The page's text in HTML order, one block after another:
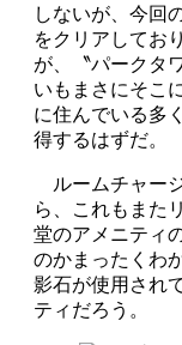
しないが、今回
をクリアしてお
が、〝パークタ
いもまさにそこ
に住んでいる多
得するはずだ。
ルームチャー
ら、これもまた
堂のアメニティ
のかまったくわ
影石が使用され
ティだろう。